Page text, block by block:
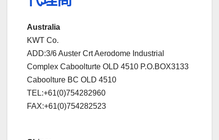
Australia
KWT Co.
ADD:3/6 Auster Crt Aerodome Industrial
Complex Caboolturte OLD 4510 P.O.BOX3133
Caboolture BC OLD 4510
TEL:+61(0)754282960
FAX:+61(0)754282523